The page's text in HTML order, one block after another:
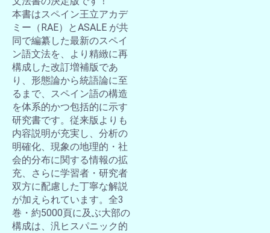
本書はスペイン王立アカデ
ミー（RAE）とASALE が共
同で編纂した最新のスペイ
ン語文法を、より精緻に再
構成した改訂増補版であ
り、形態論から統語論に至
るまで、スペイン語の構造
を体系的かつ包括的に示す
研究書です。従来版よりも
内容説明が充実し、分析の
明確化、現象の地理的・社
会的分布に関する情報の拡
充、さらに学習者・研究者
双方に配慮した丁寧な解説
が加えられています。全3
巻・約5000頁に及ぶ大部の
構成は、汎ヒスパニック的